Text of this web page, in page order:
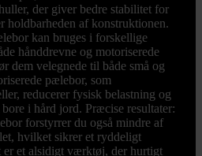
der giver bedre stabilitet for
holdbarheden af konstruktionen.
kan bruges i forskellige
hånddrevne og motoriserede
dem velegnede til både små og
pælebor, som
reducerer fysisk belastning og
i hård jord. Præcise resultater:
forstyrrer du også mindre af
hvilket sikrer et ryddeligt
er et alsidigt værktøj, der hurtigt